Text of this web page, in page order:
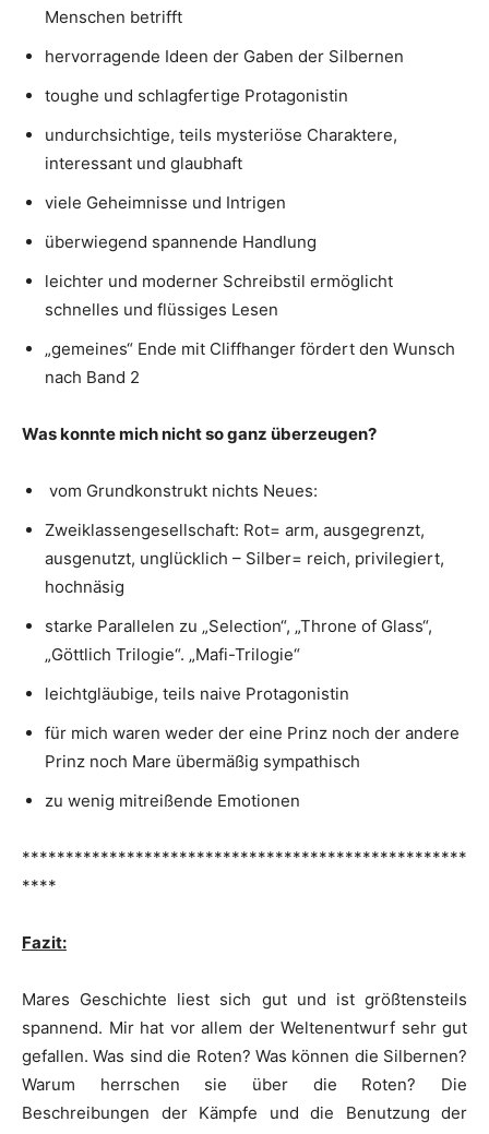
Menschen betrifft
hervorragende Ideen der Gaben der Silbernen
toughe und schlagfertige Protagonistin
undurchsichtige, teils mysteriöse Charaktere,
interessant und glaubhaft
viele Geheimnisse und Intrigen
überwiegend spannende Handlung
leichter und moderner Schreibstil ermöglicht
schnelles und flüssiges Lesen
„gemeines“ Ende mit Cliffhanger fördert den Wunsch
nach Band 2
Was konnte mich nicht so ganz überzeugen?
vom Grundkonstrukt nichts Neues:
Zweiklassengesellschaft: Rot= arm, ausgegrenzt,
ausgenutzt, unglücklich – Silber= reich, privilegiert,
hochnäsig
starke Parallelen zu „Selection“, „Throne of Glass“,
„Göttlich Trilogie“. „Mafi-Trilogie“
leichtgläubige, teils naive Protagonistin
für mich waren weder der eine Prinz noch der andere
Prinz noch Mare übermäßig sympathisch
zu wenig mitreißende Emotionen
***************************************************
****
Fazit:
Mares Geschichte liest sich gut und ist größtensteils
spannend. Mir hat vor allem der Weltenentwurf sehr gut
gefallen. Was sind die Roten? Was können die Silbernen?
Warum herrschen sie über die Roten? Die
Beschreibungen der Kämpfe und die Benutzung der